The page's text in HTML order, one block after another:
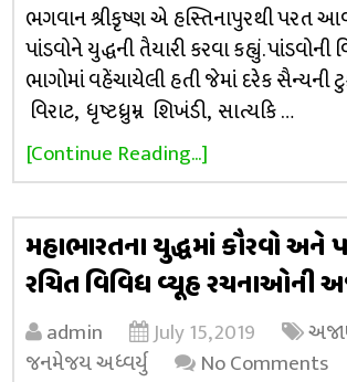
ભગવાન શ્રીકૃષ્ણ એ હસ્તિનાપુરથી પરત
પાંડવોને યુદ્ધની તૈયારી કરવા કહ્યું.
ભાગોમાં વહેંચાયેલી હતી જેમાં દરેક સૈન્યની
વિરાટ, ધૃષ્ટધ્રુમ્ન શિખંડી, સાત્યકિ …
[Continue Reading...]
મહાભારતના યુદ્ધમાં કૌરવો અને
રચિત વિવિધ વ્યૂહ રચનાઓની
admin July 15, 2019
જનમેજય અધ્વર્યુ
No Comments